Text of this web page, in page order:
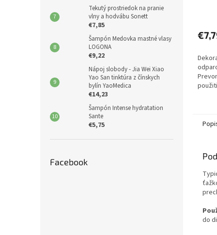
Tekutý prostriedok na pranie
vlny a hodvábu Sonett
€7,85
Šampón Medovka mastné vlasy
LOGONA
€9,22
Nápoj slobody - Jia Wei Xiao
Yao San tinktúra z čínskych
bylín YaoMedica
€14,23
Šampón Intense hydratation
Sante
€5,75
Facebook
do